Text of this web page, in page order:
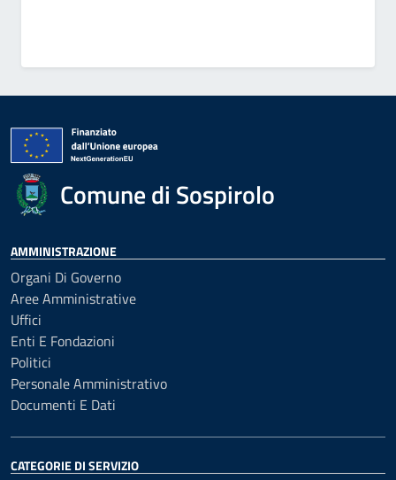
Comune di Sospirolo
AMMINISTRAZIONE
Organi Di Governo
Aree Amministrative
Uffici
Enti E Fondazioni
Politici
Personale Amministrativo
Documenti E Dati
CATEGORIE DI SERVIZIO